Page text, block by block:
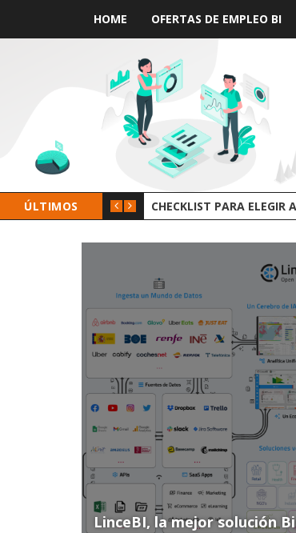
HOME OFERTAS DE EMPLEO BI
ÚLTIMOS
DATOS
LinceBI, la mejor solución